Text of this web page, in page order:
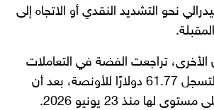
نحو التشديد النقدي أو الاتجاه إلى
تراجعت الفضة في التعاملات
الفورية بنسبة 1% لتسجل 61.77 دولارًا للأونصة، بعد أن
لها منذ 23 يونيو 2026.